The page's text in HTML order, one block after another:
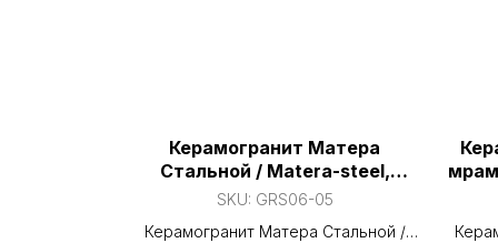
Керамогранит Матера
Стальной / Matera-steel,
600х600 мм
SKU: GRS06-05
Керамогранит Матера Стальной /